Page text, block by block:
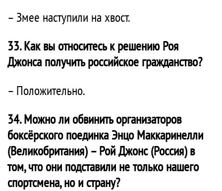
– Змее наступили на хвост.
33. Как вы относитесь к решению Роя
Джонса получить российское гражданство?
– Положительно.
34. Можно ли обвинить организаторов
боксёрского поединка Энцо Маккаринелли
(Великобритания) – Рой Джонс (Россия) в
том, что они подставили не только нашего
спортсмена, но и страну?